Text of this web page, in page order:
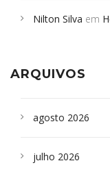
Nilton Silva em
ARQUIVOS
agosto 2026
julho 2026